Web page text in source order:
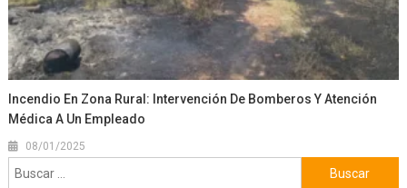
Incendio En Zona Rural: Intervención De Bomberos Y Atención
Médica A Un Empleado
08/01/2025
Buscar: